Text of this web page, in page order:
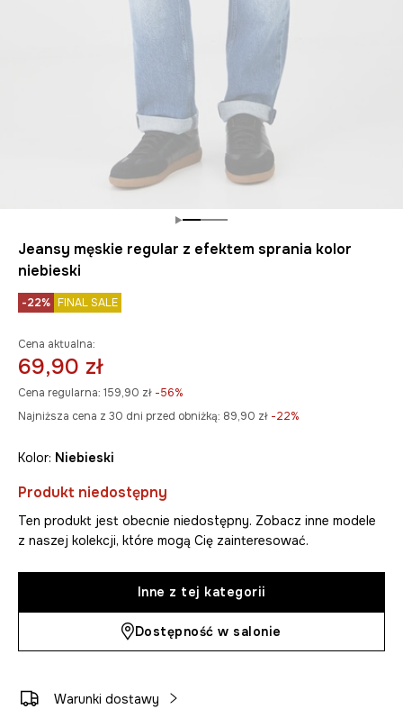
Jeansy męskie regular z efektem sprania kolor
niebieski
-22% FINAL SALE
Cena aktualna:
69,90 zł
Cena regularna: 159,90 zł -56%
Najniższa cena z 30 dni przed obniżką: 89,90 zł -22%
Kolor: niebieski
Produkt niedostępny
Ten produkt jest obecnie niedostępny. Zobacz inne modele
z naszej kolekcji, które mogą Cię zainteresować.
Inne z tej kategorii
Dostępność w salonie
Warunki dostawy